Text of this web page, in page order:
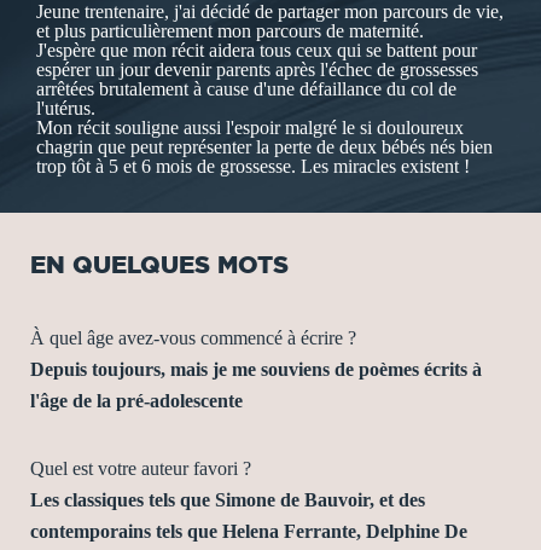
Jeune trentenaire, j'ai décidé de partager mon parcours de vie,
et plus particulièrement mon parcours de maternité.
J'espère que mon récit aidera tous ceux qui se battent pour
espérer un jour devenir parents après l'échec de grossesses
arrêtées brutalement à cause d'une défaillance du col de
l'utérus.
Mon récit souligne aussi l'espoir malgré le si douloureux
chagrin que peut représenter la perte de deux bébés nés bien
trop tôt à 5 et 6 mois de grossesse. Les miracles existent !
EN QUELQUES MOTS
À quel âge avez-vous commencé à écrire ?
Depuis toujours, mais je me souviens de poèmes écrits à
l'âge de la pré-adolescente
Quel est votre auteur favori ?
Les classiques tels que Simone de Bauvoir, et des
contemporains tels que Helena Ferrante, Delphine De